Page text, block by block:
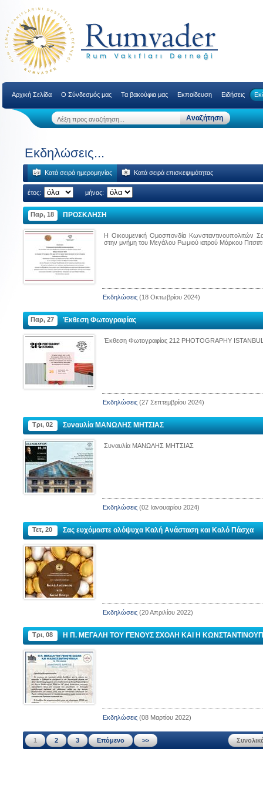
Αρχική Σελίδα Ο Σύνδεσμός μας Τα βακούφια μας Εκπαίδευση Ειδήσεις
Εκδηλώσεις...
Κατά σειρά ημερομηνίας Κατά σειρά επισκεψιμότητας
έτος: μήνας:
Παρ, 18 ΠΡΟΣΚΛΗΣΗ
Η Οικουμενική Ομοσπονδία Κωνσταντινουπολιτών
στην μνήμη του Μεγάλου Ρωμιού ιατρού Μάρκου
Εκδηλώσεις (18 Οκτωβρίου 2024)
Παρ, 27 Έκθεση Φωτογραφίας
Έκθεση Φωτογραφίας 212 PHOTOGRAPHY
Εκδηλώσεις (27 Σεπτεμβρίου 2024)
Τρι, 02 Συναυλία ΜΑΝΩΛΗΣ ΜΗΤΣΙΑΣ
Συναυλία ΜΑΝΩΛΗΣ ΜΗΤΣΙΑΣ
Εκδηλώσεις (02 Ιανουαρίου 2024)
Τετ, 20 Σας ευχόμαστε ολόψυχα Καλή Ανάσταση και Καλό Πάσχα
Εκδηλώσεις (20 Απριλίου 2022)
Τρι, 08 Η Π. ΜΕΓΑΛΗ ΤΟΥ ΓΕΝΟΥΣ ΣΧΟΛΗ ΚΑΙ Η
Εκδηλώσεις (08 Μαρτίου 2022)
1 2 3 Επόμενο >>
ΚΟΙΝΟΤΗΤΑ ΑΓΙΑΣ ΠΑΡΑΣΚΕΥΗΣ
ΜΠΕΙΚΟΖ
Διεύθυνση :
Ηλεκτρονική διεύθυνση
agiaparaskevi.beykoz@gmail.com